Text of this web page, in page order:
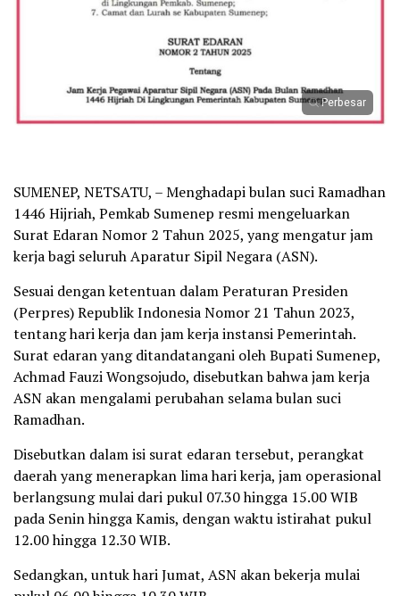
Perbesar
SUMENEP, NETSATU, – Menghadapi bulan suci Ramadhan
1446 Hijriah, Pemkab Sumenep resmi mengeluarkan
Surat Edaran Nomor 2 Tahun 2025, yang mengatur jam
kerja bagi seluruh Aparatur Sipil Negara (ASN).
Sesuai dengan ketentuan dalam Peraturan Presiden
(Perpres) Republik Indonesia Nomor 21 Tahun 2023,
tentang hari kerja dan jam kerja instansi Pemerintah.
Surat edaran yang ditandatangani oleh Bupati Sumenep,
Achmad Fauzi Wongsojudo, disebutkan bahwa jam kerja
ASN akan mengalami perubahan selama bulan suci
Ramadhan.
Disebutkan dalam isi surat edaran tersebut, perangkat
daerah yang menerapkan lima hari kerja, jam operasional
berlangsung mulai dari pukul 07.30 hingga 15.00 WIB
pada Senin hingga Kamis, dengan waktu istirahat pukul
12.00 hingga 12.30 WIB.
Sedangkan, untuk hari Jumat, ASN akan bekerja mulai